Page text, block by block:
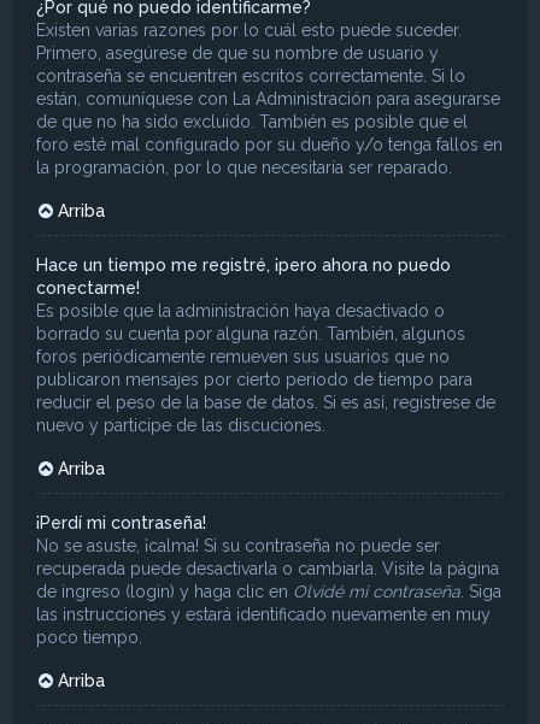
¿Por qué no puedo identificarme?
Existen varias razones por lo cuál esto puede suceder.
Primero, asegúrese de que su nombre de usuario y
contraseña se encuentren escritos correctamente. Si lo
están, comuníquese con La Administración para asegurarse
de que no ha sido excluido. También es posible que el
foro esté mal configurado por su dueño y/o tenga fallos en
la programación, por lo que necesitaría ser reparado.
Arriba
Hace un tiempo me registré, ¡pero ahora no puedo
conectarme!
Es posible que la administración haya desactivado o
borrado su cuenta por alguna razón. También, algunos
foros periódicamente remueven sus usuarios que no
publicaron mensajes por cierto periodo de tiempo para
reducir el peso de la base de datos. Si es así, registrese de
nuevo y participe de las discuciones.
Arriba
¡Perdí mi contraseña!
No se asuste, ¡calma! Si su contraseña no puede ser
recuperada puede desactivarla o cambiarla. Visite la página
de ingreso (login) y haga clic en Olvidé mi contraseña . Siga
las instrucciones y estará identificado nuevamente en muy
poco tiempo.
Arriba